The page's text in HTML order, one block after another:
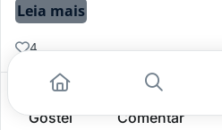
Leia mais
4
Gostei Comentar